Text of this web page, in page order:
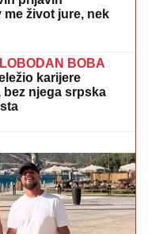
prljavih
život jure, nek
(FOTO)